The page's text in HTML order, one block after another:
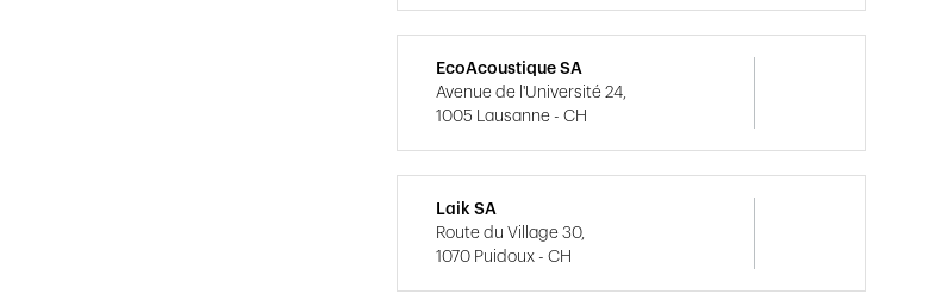
EcoAcoustique SA
Avenue de l'Université 24,
1005 Lausanne - CH
Laik SA
Route du Village 30,
1070 Puidoux - CH